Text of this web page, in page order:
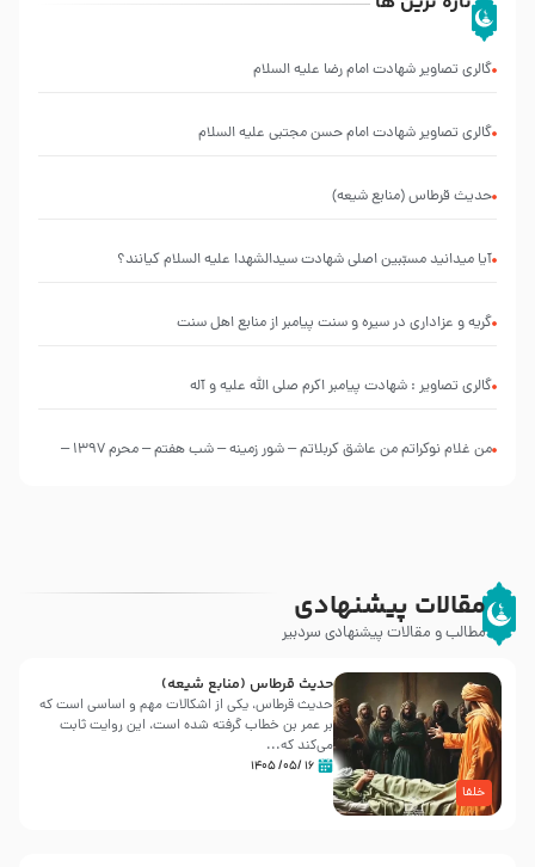
گالری تصاویر شهادت امام رضا علیه السلام
گالری تصاویر شهادت امام حسن مجتبی علیه السلام
حدیث قرطاس (منابع شیعه)
آیا میدانید مسبّبین اصلی شهادت سیدالشهدا علیه ‌السلام کیانند؟
گریه و عزاداری در سیره و سنت پیامبر از منابع اهل سنت
گالری تصاویر : شهادت پیامبر اکرم صلی الله علیه و آله
من غلام نوکراتم من عاشق کربلاتم – شور زمینه – شب هفتم – محرم 1397 –
مقالات پیشنهادی
مطالب و مقالات پیشنهادی سردبیر
خلفا
حدیث قرطاس (منابع شیعه)
حدیث قرطاس، یکی از اشکالات مهم و اساسی است که
بر عمر بن خطاب گرفته شده است، این روایت ثابت
می‌کند که...
۱۶ /۰۵/ ۱۴۰۵